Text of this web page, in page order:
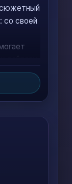
сюжетный
со своей
и